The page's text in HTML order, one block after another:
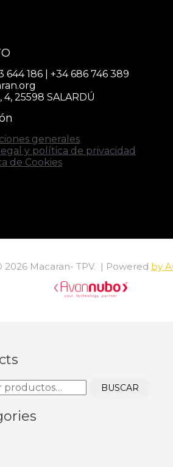
644 186 | +34 686 746 389
25598 SALARDÚ
generales
y política de privacidad
de Cookies
Macaran- TPV. | Powered by
BUSCAR